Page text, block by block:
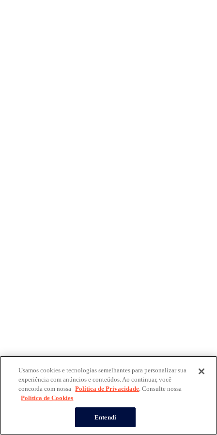
Usamos cookies e tecnologias semelhantes para personalizar sua
experiência com anúncios e conteúdos. Ao continuar, você
concorda com nossa Política de Privacidade. Consulte nossa
Política de Cookies
Entendi